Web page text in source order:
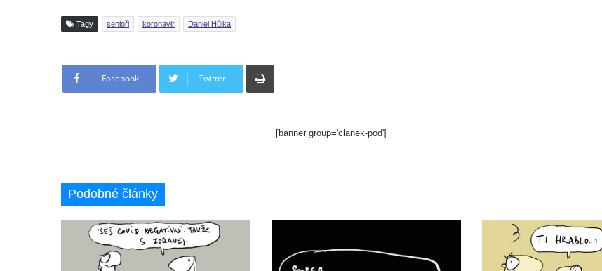
Tagy senioři koronavir Daniel Hůlka
Facebook Twitter
Tisknout
[banner group='clanek-pod']
Podobné články